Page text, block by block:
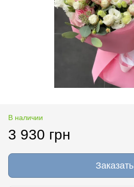
В наличии
3 930 грн
Заказать